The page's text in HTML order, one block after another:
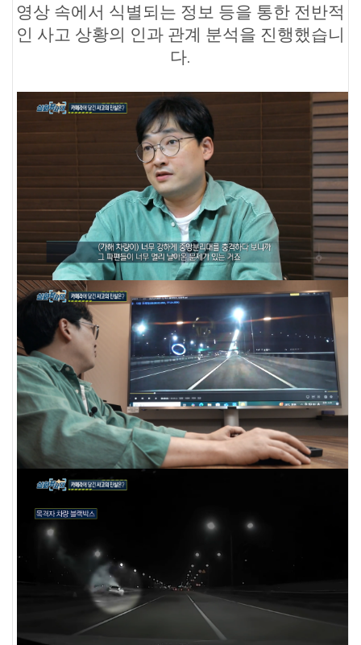
영상 속에서 식별되는 정보 등을 통한 전반적
인 사고 상황의 인과 관계 분석을 진행했습니
다.